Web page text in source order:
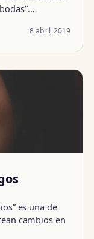
8 abril, 2019
es una de
cambios en